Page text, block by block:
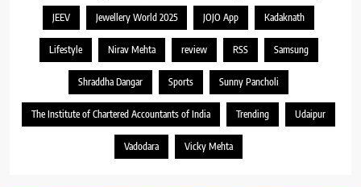
JEEV Jewellery World 2025 JOJO App Kadaknath
Lifestyle Nirav Mehta review RSS Samsung
Shraddha Dangar Sports Sunny Pancholi
The Institute of Chartered Accountants of India Trending Udaipur
Vadodara Vicky Mehta